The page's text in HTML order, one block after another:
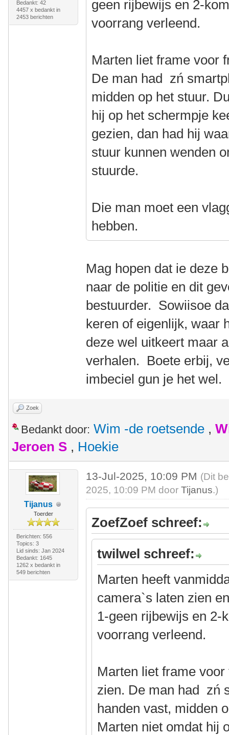
Bedankt: 42
4457 x bedankt in
2453 berichten
geen rijbewijs en 2-
voorrang verleend.
Marten liet frame voor
De man had zń
midden op het stuur.
hij op het schermpje
gezien, dan had hij
stuur kunnen wenden
stuurde.
Die man moet een
hebben.
Mag hopen dat ie deze
naar de politie en dit
bestuurder. Sowiisoe
keren of eigenlijk, waar
deze wel uitkeert maar
verhalen. Boete erbij,
imbeciel gun je het wel.
Zoek
Bedankt door: Wim -de roetsende ,
Jeroen S , Hoekie
Tijanus
Toerder
Berichten: 556
Topics: 3
Lid sinds: Jan 2024
Bedankt: 1645
1262 x bedankt in
549 berichten
13-Jul-2025, 10:09 PM (Dit
2025, 10:09 PM doorTijanus.)
ZoefZoef schreef:
twilwel schreef:
Marten heeft
camera`s laten zien
1-geen rijbewijs en 2-
voorrang verleend.
Marten liet frame
zien. De man had zń
handen vast, midden
Marten niet omdat hij